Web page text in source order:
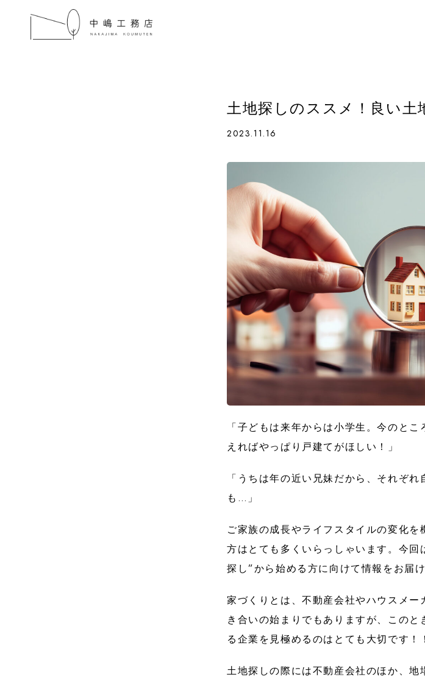
土地探しのススメ！良い土
2023.11.16
「子どもは来年からは小学生。今のと
えればやっぱり戸建てがほしい！」
「うちは年の近い兄妹だから、それぞ
も…」
ご家族の成長やライフスタイルの変化
方はとても多くいらっしゃいます。今
探し”から始める方に向けて情報をお届け
家づくりとは、不動産会社やハウスメ
き合いの始まりでもありますが、この
る企業を見極めるのはとても大切です！！
土地探しの際には不動産会社のほか、